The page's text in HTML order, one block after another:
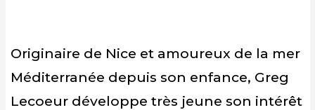
Originaire de Nice et amoureux de la mer
Méditerranée depuis son enfance, Greg
Lecoeur développe très jeune son intérêt